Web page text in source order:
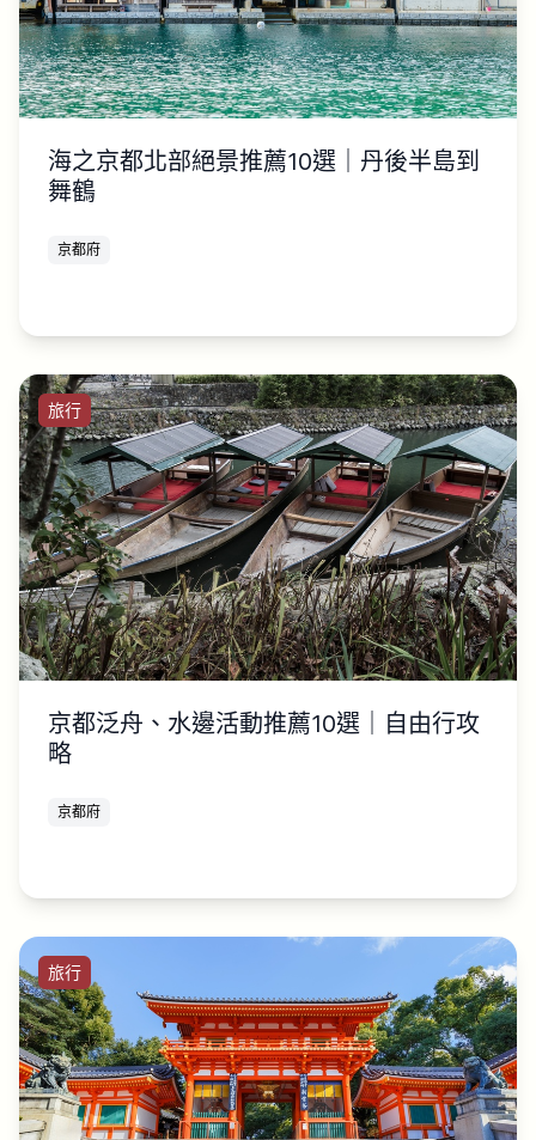
海之京都北部絕景推薦10選｜丹後半島到
舞鶴
京都府
旅行
京都泛舟、水邊活動推薦10選｜自由行攻
略
京都府
旅行